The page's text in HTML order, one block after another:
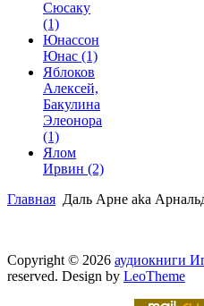
Сюсаку
(1)
Юнассон
Юнас (1)
Яблоков
Алексей,
Бакулина
Элеонора
(1)
Ялом
Ирвин (2)
Главная Даль Арне aka
Copyright © 2026 аудиокниги
reserved. Design by LeoTheme